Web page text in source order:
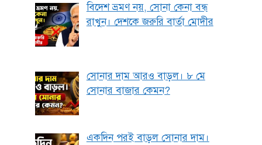
বিদেশ ভ্রমণ নয়, সোনা কেনা বন্ধ
রাখুন। দেশকে জরুরি বার্তা মোদীর
সোনার দাম আরও বাড়ল। ৮ মে
সোনার বাজার কেমন?
একদিন পরই বাড়ল সোনার দাম।